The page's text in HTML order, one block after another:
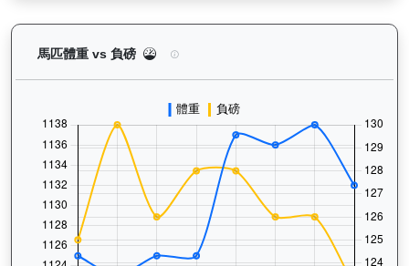
馬匹體重 vs 負磅 價值傳承（L170）— 馬匹體重與負磅